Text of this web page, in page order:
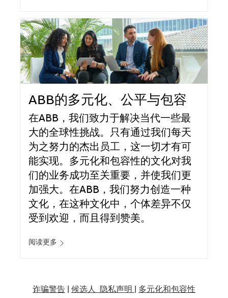
ABB的多元化、公平与包容
在ABB，我们致力于解决当代一些最
大的全球性挑战。只有通过我们每天
为之努力的杰出员工，这一切才有可
能实现。多元化和包容性的文化对我
们的业务成功至关重要，并使我们更
加强大。在ABB，我们努力创造一种
文化，在这种文化中，个体差异不仅
受到欢迎，而且得到赞美。
阅读更多
诈骗警告| 候选人 隐私声明 | 多元化和包容性